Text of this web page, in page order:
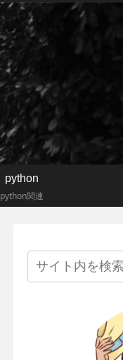
python
python関連